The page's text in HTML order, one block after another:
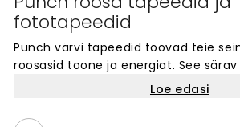
fototapeedid
Punch värvi tapeedid toovad teie
roosasid toone ja energiat. See
varjund muudab ruumi rõõmsaks ja
aga ka elutubadesse ja
Loe edasi